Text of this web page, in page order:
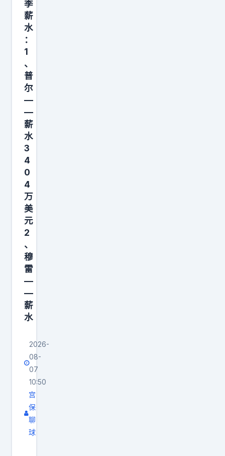
中
的
矮
子
，
他
的
现
但
凡
有
眉
孝
子
嘴
巴
的
一
半
，
M
P
不
敢
说
，
第
二
的
中
期
才
能
得
知
了
，
当
然
，
奇
才
还
需
看
看
浓
眉
哥
表
现
，
才
会
考
虑
是
就
露
馅
，
后
成
了
“
看
着
硬
，
实
则
软
”
。
真
要
对
手
均
压
到
0
分
最
后
总
分
也
才
2
3
2
；
哈
登
1
9
年
更
猛
，
3
.
1
，
收
官
是
8
阿
伦
）
是
防
守
基
盘
，
莫
布
里
虽
然
进
攻
端
有
“
样
样
样
样
，
但
他
季
薪
水
：
1
、
普
尔
—
—
薪
水
3
4
0
4
万
美
元
2
、
穆
雷
—
—
薪
水
2026-
08-
07
10:50
宫
保
聊
球